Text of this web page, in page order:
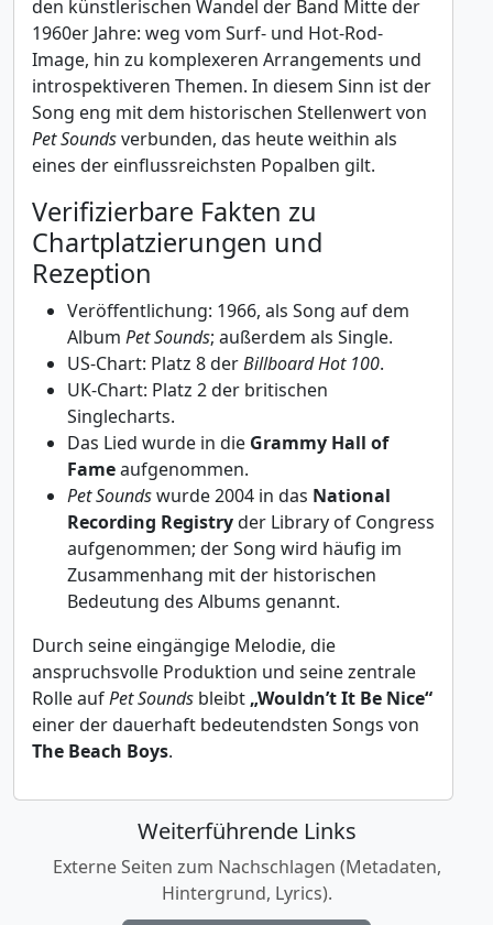
den künstlerischen Wandel der Band Mitte der
1960er Jahre: weg vom Surf- und Hot-Rod-
Image, hin zu komplexeren Arrangements und
introspektiveren Themen. In diesem Sinn ist der
Song eng mit dem historischen Stellenwert von
Pet Soundsverbunden, das heute weithin als
eines der einflussreichsten Popalben gilt.
Verifizierbare Fakten zu
Chartplatzierungen und
Rezeption
Veröffentlichung: 1966, als Song auf dem
Album Pet Sounds; außerdem als Single.
US-Chart: Platz 8 derBillboard Hot 100.
UK-Chart: Platz 2 der britischen
Singlecharts.
Das Lied wurde in die Grammy Hall of
Fameaufgenommen.
Pet Soundswurde 2004 in das National
Recording Registryder Library of Congress
aufgenommen; der Song wird häufig im
Zusammenhang mit der historischen
Bedeutung des Albums genannt.
Durch seine eingängige Melodie, die
anspruchsvolle Produktion und seine zentrale
Rolle aufPet Sounds bleibt „Wouldn’t It Be Nice“
einer der dauerhaft bedeutendsten Songs von
The Beach Boys.
Weiterführende Links
Externe Seiten zum Nachschlagen (Metadaten,
Hintergrund, Lyrics).